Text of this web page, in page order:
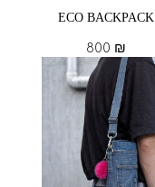
ECO BACKPACK
800 ₪